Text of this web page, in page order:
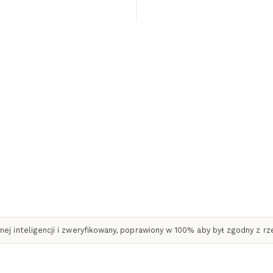
inteligencji i zweryfikowany, poprawiony w 100% aby był zgodny z